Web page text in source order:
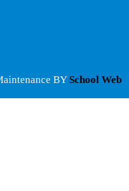
BY School Web